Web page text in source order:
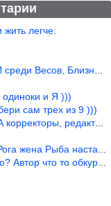
легче.
Близнецов встреч
и Я )))
сам трех из 9 )))
редакторы пропус
Рыба наставила ))
что то обкурился?